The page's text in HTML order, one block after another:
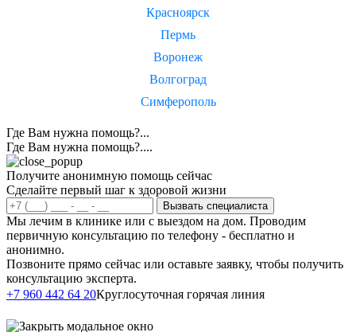
Красноярск
Пермь
Воронеж
Волгоград
Симферополь
Где Вам нужна помощь?...
Где Вам нужна помощь?....
Получите анонимную помощь сейчас
Сделайте первый шаг к здоровой жизни
Вызвать специалиста
Мы лечим в клинике или с выездом на дом. Проводим
первичную консультацию по телефону - бесплатно и
анонимно.
Позвоните прямо сейчас или оставьте заявку, чтобы получить
консультацию эксперта.
+7 960 442 64 20Круглосуточная горячая линия